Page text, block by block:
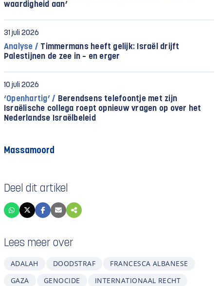
waardigheid aan’
31 juli 2026
Analyse / Timmermans heeft gelijk: Israël drijft
Palestijnen de zee in – en erger
10 juli 2026
‘Openhartig’ / Berendsens telefoontje met zijn
Israëlische collega roept opnieuw vragen op over het
Nederlandse Israëlbeleid
Massamoord
Deel dit artikel
Lees meer over
ADALAH DOODSTRAF
FRANCESCA ALBANESE
GAZA
GENOCIDE
INTERNATIONAAL RECHT